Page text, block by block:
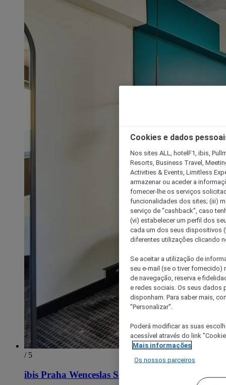
/ 5
ibis Praha Wenceslas Square
Cookies e dados
Nos sites ALL, hotelF1, ibis,
Resorts, Business Travel,
Activities & Events, Limitless
armazenar ou aceder a
fornecer-lhe os serviços
funcionalidades dos sites; (iii)
serviço de "cashback", caso
(vi) estabelecer um perfil dos
cada um dos seus dispositivos
diferentes utilizações clicando
Se aceitar a utilização de
seu e-mail (se o tiver
de navegação, reserva e
e redes sociais. Os seus dados
disponham. Para saber mais,
"Personalizar".
Poderá modificar as suas
acessível através do link
Mais informações
Os nossos parceiros